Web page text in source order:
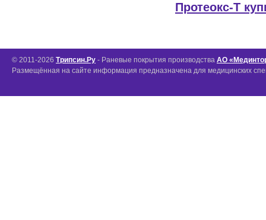
Протеокс-Т
© 2011-2026 Трипсин.Ру - Раневые покрытия производства АО
Размещённая на сайте информация предназначена для медицинских